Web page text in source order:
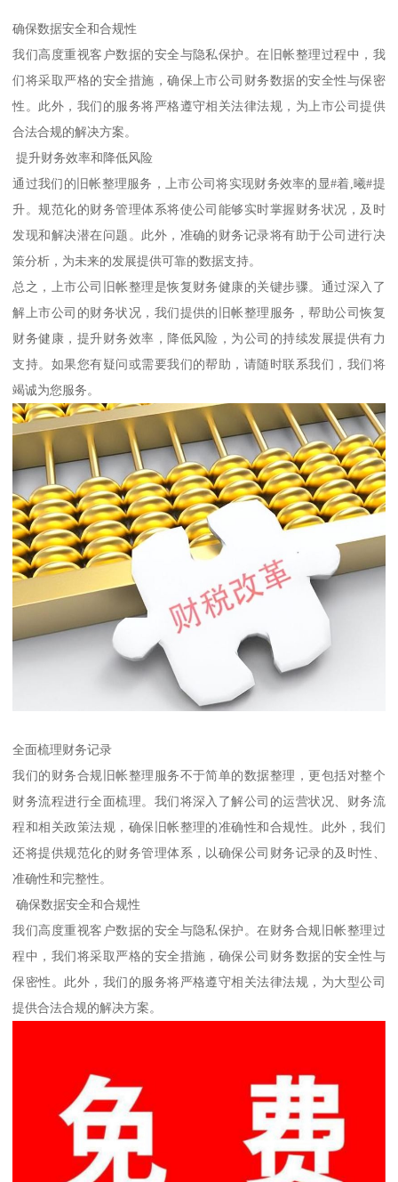
确保数据安全和合规性
我们高度重视客户数据的安全与隐私保护。在旧帐整理过程中，我
们将采取严格的安全措施，确保上市公司财务数据的安全性与保密
性。此外，我们的服务将严格遵守相关法律法规，为上市公司提供
合法合规的解决方案。
提升财务效率和降低风险
通过我们的旧帐整理服务，上市公司将实现财务效率的显#着,曦#提
升。规范化的财务管理体系将使公司能够实时掌握财务状况，及时
发现和解决潜在问题。此外，准确的财务记录将有助于公司进行决
策分析，为未来的发展提供可靠的数据支持。
总之，上市公司旧帐整理是恢复财务健康的关键步骤。通过深入了
解上市公司的财务状况，我们提供的旧帐整理服务，帮助公司恢复
财务健康，提升财务效率，降低风险，为公司的持续发展提供有力
支持。如果您有疑问或需要我们的帮助，请随时联系我们，我们将
竭诚为您服务。
全面梳理财务记录
我们的财务合规旧帐整理服务不于简单的数据整理，更包括对整个
财务流程进行全面梳理。我们将深入了解公司的运营状况、财务流
程和相关政策法规，确保旧帐整理的准确性和合规性。此外，我们
还将提供规范化的财务管理体系，以确保公司财务记录的及时性、
准确性和完整性。
确保数据安全和合规性
我们高度重视客户数据的安全与隐私保护。在财务合规旧帐整理过
程中，我们将采取严格的安全措施，确保公司财务数据的安全性与
保密性。此外，我们的服务将严格遵守相关法律法规，为大型公司
提供合法合规的解决方案。